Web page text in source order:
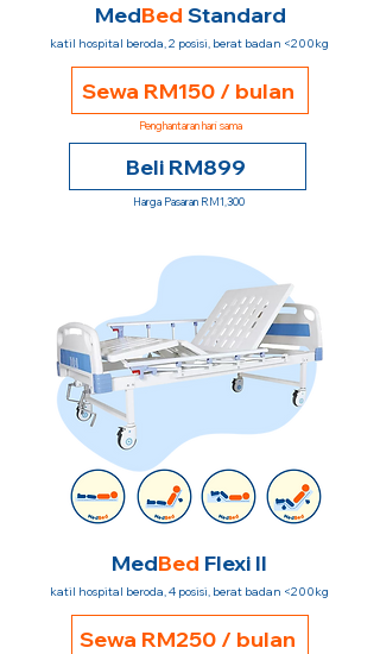
MedBed Standard
katil hospital beroda, 2 posisi, berat badan <200kg
Sewa RM150 / bulan
Penghantaran hari sama
Beli RM899
Harga Pasaran RM1,300
MedBed Flexi II
katil hospital beroda, 4 posisi, berat badan <200kg
Sewa RM250 / bulan